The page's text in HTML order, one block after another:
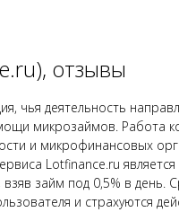
отзывы
деятельность
микрозаймов. Работа
и микрофинансовых
Lotfinance.ru является
займ под 0,5% в день.
и страхуются